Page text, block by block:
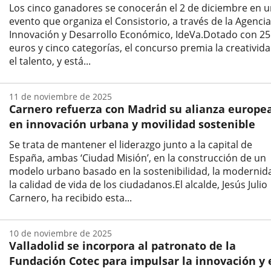
Los cinco ganadores se conocerán el 2 de diciembre en
evento que organiza el Consistorio, a través de la
Innovación y Desarrollo Económico, IdeVa.Dotado con
euros y cinco categorías, el concurso premia la
el talento, y está...
la
noticia
Carnero refuerza con Madrid su alianza
en innovación urbana y movilidad sostenible
Se trata de mantener el liderazgo junto a la capital de
España, ambas ‘Ciudad Misión’, en la construcción de un
modelo urbano basado en la sostenibilidad, la
la calidad de vida de los ciudadanos.El alcalde, Jesús Julio
Carnero, ha recibido esta...
la
noticia
11 de noviembre de 2025
Valladolid se incorpora al patronato de la
Fundación Cotec para impulsar la innovación y
10 de noviembre de 2025